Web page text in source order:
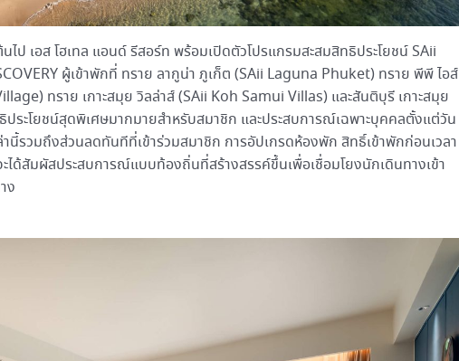
ป เอส โฮเทล แอนด์ รีสอร์ท พร้อมเปิดตัวโปรแกรมสะสมสิทธิประโยชน์ SAii
ผู้เข้าพักที่ ทราย ลากูน่า ภูเก็ต (SAii Laguna Phuket) ทราย พีพี ไอส์
ทราย เกาะสมุย วิลล่าส์ (SAii Koh Samui Villas) และสันติบุรี เกาะสมุย
ระโยชน์สุดพิเศษมากมายสำหรับสมาชิก และประสบการณ์เฉพาะบุคคลตั้งแต่วัน
นี้รวมถึงส่วนลดทันทีที่เข้าร่วมสมาชิก การอัปเกรดห้องพัก สิทธิ์เข้าพักก่อนเวลา
ะได้สัมผัสประสบการณ์แบบท้องถิ่นที่สร้างสรรค์ขึ้นเพื่อเชื่อมโยงนักเดินทางเข้า
ง